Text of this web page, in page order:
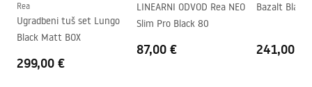
Premaz Easy Clean
Da, na jednoj strani stakla.
Rea
Ugradbeni tuš set Lungo
Black Matt BOX
299,00 €
LINEARNI ODVOD Rea NEO
Slim Pro Black 80
87,00 €
Bazalt Black
241,00 €